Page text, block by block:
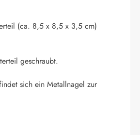
(ca. 8,5 x 8,5 x 3,5 cm)
geschraubt.
sich ein Metallnagel zur